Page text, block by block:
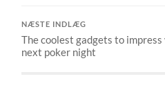
NÆSTE INDLÆG
The coolest gadgets to
next poker night